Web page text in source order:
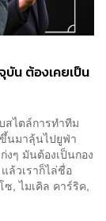
น ต้องเคยเป็น
สไตล์การทำทีม
นมาลุ้นไปยูฟ่า
งๆ มันต้องเป็นกอง
ล้วเราก็ไล่ชื่อ
, ไมเคิล คาร์ริค,